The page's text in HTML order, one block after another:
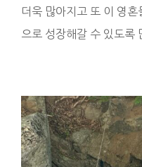
더욱 많아지고 또 이 영
으로 성장해갈 수 있도록